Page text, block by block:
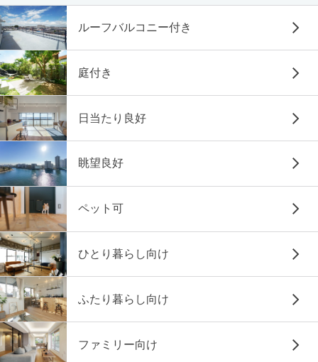
ルーフバルコニー付き
庭付き
日当たり良好
眺望良好
ペット可
ひとり暮らし向け
ふたり暮らし向け
ファミリー向け